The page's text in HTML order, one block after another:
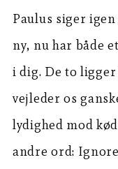
Paulus siger
ny, nu har både
i dig. De to
vejleder os
lydighed mod
andre ord: